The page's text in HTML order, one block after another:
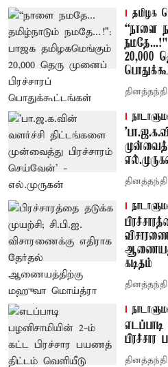
தமிழக
“நாளை
20,000
தினத்தந்தி
தினத்தந்தி
கடிதம்
தினத்தந்தி
தினத்தந்தி